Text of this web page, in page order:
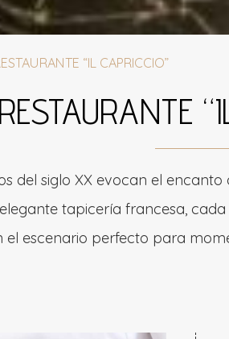
“IL CAPRICCIO”
RESTAURANTE
del siglo XX evocan el
tapicería francesa,
el escenario perfecto para